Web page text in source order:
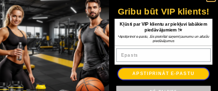
Ilgums: 20 - 60 min
Spēlētāju skaits: 2 - 8
Noteikumu valoda: EN
Доставка
Оплата
Gribu būt VIP klients!
Kļūsti par VIP klientu ar piekļuvi labākiem
piedāvājumiem !⭐
*Apstiprinot e-pastu, Jūs piekrītat saņemt jaunumu un atlaižu
piedāvājumus
Epasts
APSTIPRINĀT E-PASTU